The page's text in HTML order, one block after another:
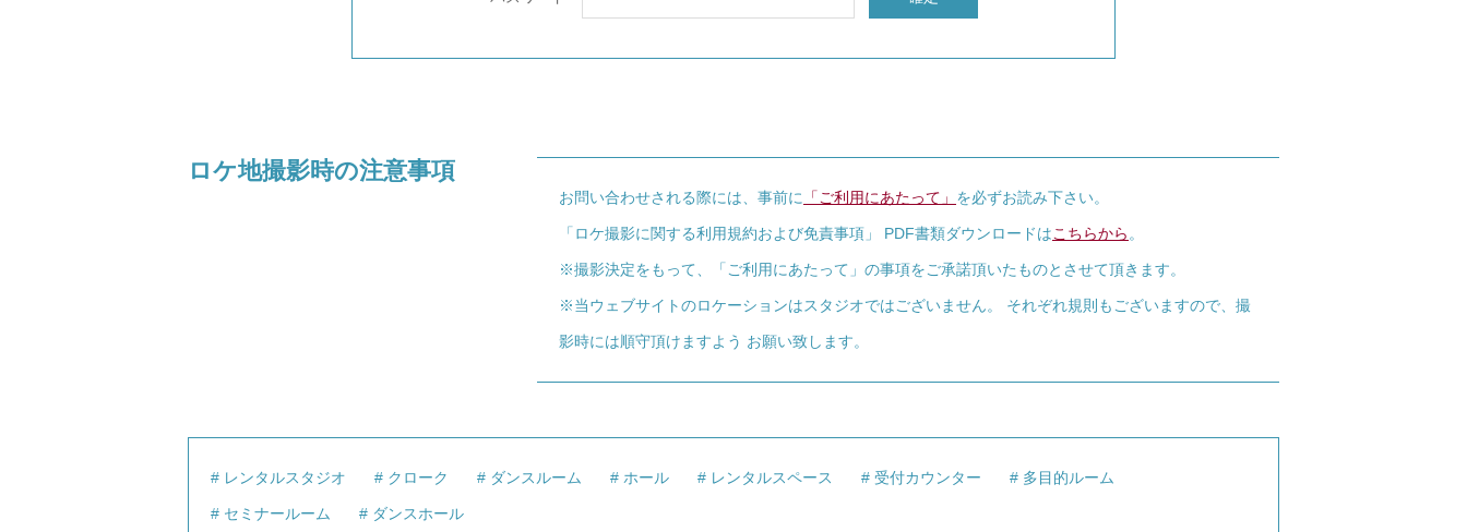
ロケ地撮影時の注意事項
お問い合わせされる際には、事前に 「ご利用にあたって」 を必ずお読み下さい。
「ロケ撮影に関する利用規約および免責事項」 PDF書類ダウンロードはこちらから 。
※撮影決定をもって、「ご利用にあたって」の事項をご承諾頂いたものとさせて頂きます。
※当ウェブサイトのロケーションはスタジオではございません。 それぞれ規則もございますので、撮
影時には順守頂けますよう お願い致します。
レンタルスタジオ クローク ダンスルーム ホール レンタルスペース 受付カウンター 多目的ルーム
セミナールーム ダンスホール